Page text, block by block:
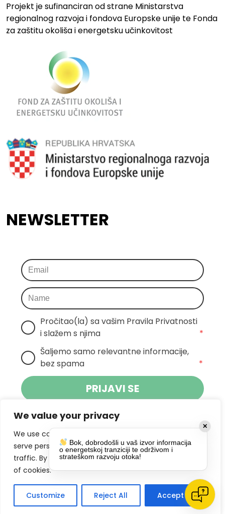
We value your privacy
We use cookies to enhance your browsing experience,
serve personalized ads or content, and analyze our
traffic. By clicking "Accept All", you consent to our use
of cookies.
Customize Reject All Accept All
Projekt je sufinanciran od strane Ministarstva
regionalnog razvoja i fondova Europske unije te Fonda
za zaštitu okoliša i energetsku učinkovitost
NEWSLETTER
Pročitao(la) sa vašim Pravila Privatnosti
i slažem s njima
*
Šaljemo samo relevantne informacije,
bez spama
*
PRIJAVI SE
Klikom na gumb dajete suglasnost za
primanje novosti Pokreta Otoka te se
slažete spolitikom privatnosti.
DRUŠTVENE MREŽE
✕
Bok, dobrodošli u vaš izvor informacija
o energetskoj tranziciji te održivom i
strateškom razvoju otoka!